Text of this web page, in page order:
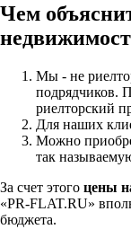
Чем
Мы - не
подрядчиков.
риелторский
Для наших
Можно
так
За счет этого цены
«PR-FLAT.RU»
бюджета.